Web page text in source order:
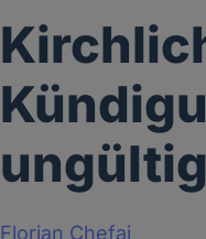
ungültig
Florian Chefai